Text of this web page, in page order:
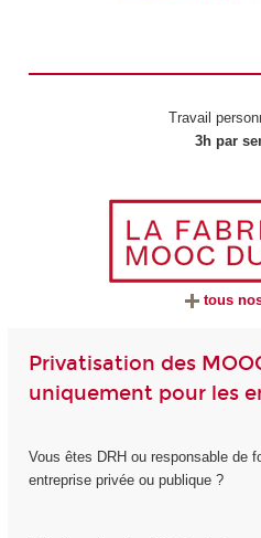
Travail
3h par
tous
Privatisation des
uniquement pour les
Vous êtes DRH ou responsable de
entreprise privée ou publique ?